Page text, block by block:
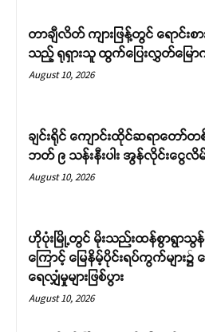
တာချီလိတ် ကျားဖြန့်တွင် ရောင်းစာ
သည့် ရုရှားသူ ထွက်ပြေးလွှတ်မြေ
August 10, 2026
ချင်းရိုင် ကျောင်းထိုင်ဆရာတော်တစ်
ဘတ် ၉ သန်းနီးပါး အွန်လိုင်းငွေလိ
August 10, 2026
ဟိုပုံးမြို့တွင် မိုးသည်းထန်စွာရွာသွန်
ကြောင့် မြေနိမ့်ပိုင်းရပ်ကွက်များ၌
ရေလျှံမှုများဖြစ်ပွား
August 10, 2026